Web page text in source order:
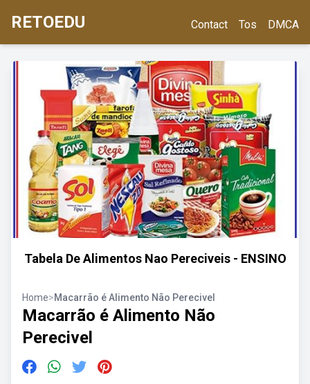
RETOEDU Contact Tos DMCA
Tabela De Alimentos Nao Pereciveis - ENSINO
Home>Macarrão é Alimento Não Perecivel
Macarrão é Alimento Não
Perecivel